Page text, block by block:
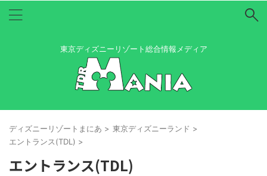
東京ディズニーリゾート総合情報メディア
ディズニーリゾートまにあ > 東京ディズニーランド >
エントランス(TDL) >
エントランス(TDL)